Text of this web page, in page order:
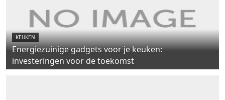
KEUKEN
Energiezuinige gadgets voor je keuken:
investeringen voor de toekomst